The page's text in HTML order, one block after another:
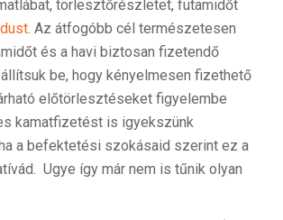
törlesztőrészletet, futamidőt
. Az átfogóbb cél természetesen
és a havi biztosan fizetendő
be, hogy kényelmesen fizethető
előtörlesztéseket figyelembe
kamatfizetést is igyekszünk
a befektetési szokásaid szerint ez a
Ugye így már nem is tűnik olyan